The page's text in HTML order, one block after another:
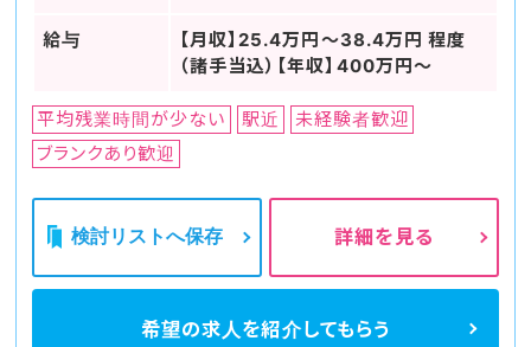
給与
【月収】25.4万円～38.4万円 程度
（諸手当込）【年収】400万円～
平均残業時間が少ない 駅近
未経験者歓迎
ブランクあり歓迎
検討リストへ保存 詳細を見る
希望の求人を紹介してもらう